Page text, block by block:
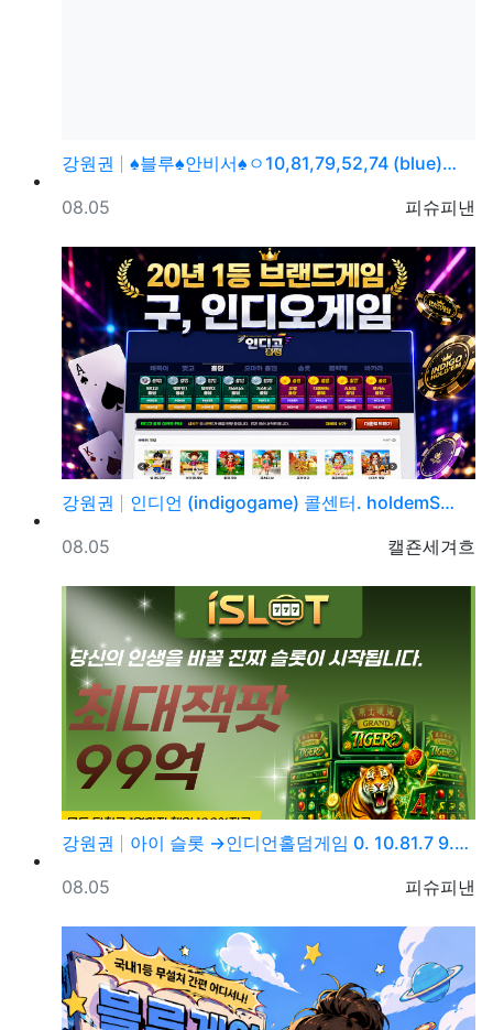
강원권
♠블루♠안비서♠ㅇ10,81,79,52,74 (blue)…
등록자
피슈피낸
등록일
08.05
강원권
인디언 (indigogame) 콜센터. holdemS…
등록자
캘죤세겨흐
등록일
08.05
강원권
아이 슬롯 →인디언홀덤게임 0. 10.81.7 9.→5…
등록자
피슈피낸
등록일
08.05